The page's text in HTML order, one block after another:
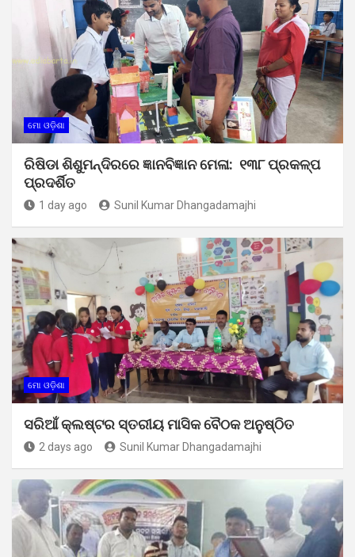
ମୋ ଓଡ଼ିଶା
ରିଷିଡା ଶିଶୁମନ୍ଦିରରେ ଜ୍ଞାନବିଜ୍ଞାନ ମେଳା: ୧୩୮ ପ୍ରକଳ୍ପ
ପ୍ରଦର୍ଶିତ
1 day ago Sunil Kumar Dhangadamajhi
ମୋ ଓଡ଼ିଶା
ସରିଆଁ କ୍ଲଷ୍ଟର ସ୍ତରୀୟ ମାସିକ ବୈଠକ ଅନୁଷ୍ଠିତ
2 days ago Sunil Kumar Dhangadamajhi